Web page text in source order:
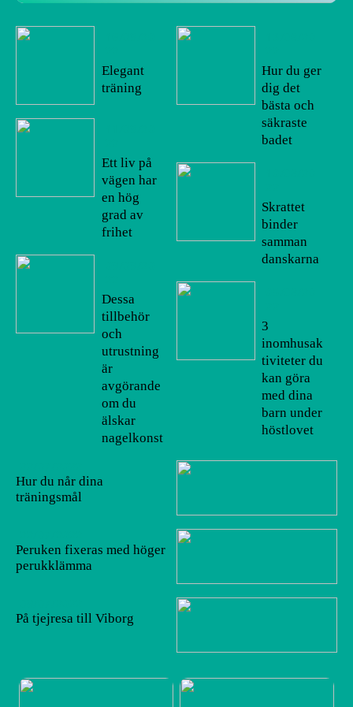
Elegant
träning
Ett liv på
vägen har
en hög
grad av
frihet
Dessa
tillbehör
och
utrustning
är
avgörande
om du
älskar
nagelkonst
Hur du ger
dig det
bästa och
säkraste
badet
Skrattet
binder
samman
danskarna
3
inomhusak
tiviteter du
kan göra
med dina
barn under
höstlovet
Hur du når dina
träningsmål
Peruken fixeras med höger
perukklämma
På tjejresa till Viborg